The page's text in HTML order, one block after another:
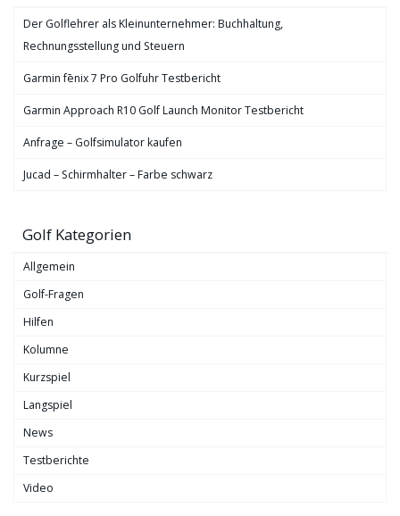
Der Golflehrer als Kleinunternehmer: Buchhaltung,
Rechnungsstellung und Steuern
Garmin fēnix 7 Pro Golfuhr Testbericht
Garmin Approach R10 Golf Launch Monitor Testbericht
Anfrage – Golfsimulator kaufen
Jucad – Schirmhalter – Farbe schwarz
Golf Kategorien
Allgemein
Golf-Fragen
Hilfen
Kolumne
Kurzspiel
Langspiel
News
Testberichte
Video